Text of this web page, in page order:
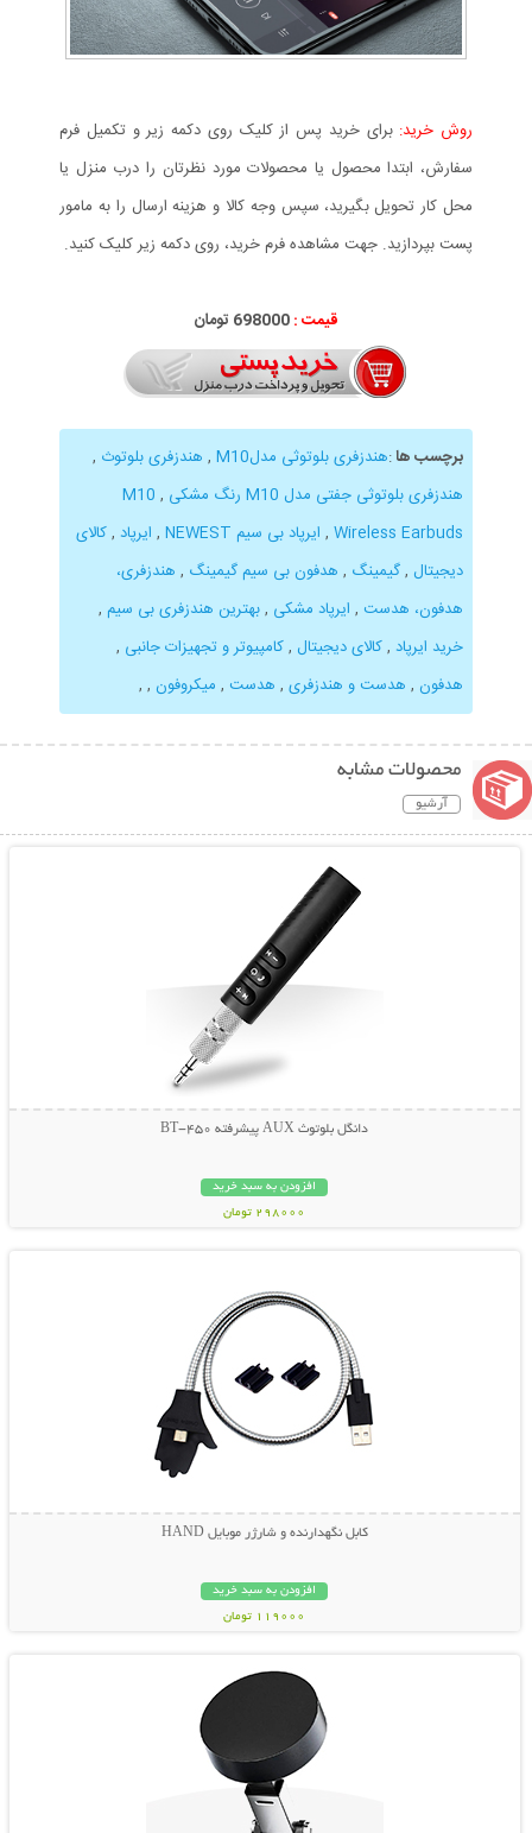
روش خرید: برای خرید پس از کلیک روی دکمه زیر و تکمیل فرم
سفارش، ابتدا محصول یا محصولات مورد نظرتان را درب منزل یا
محل کار تحویل بگیرید، سپس وجه کالا و هزینه ارسال را به مامور
پست بپردازید. جهت مشاهده فرم خرید، روی دکمه زیر کلیک کنید.
قیمت :698000 تومان
برچسب ها:هندزفری بلوتوثی مدلM10 , هندزفری بلوتوث ,
هندزفری بلوتوثی جفتی مدل M10 رنگ مشکی
,
M10
Wireless Earbuds
, ایرپاد بی سیم NEWEST , ایرپاد ,کالای
دیجیتال ,گیمینگ , هدفون بی سیم گیمینگ , هندزفری،
هدفون، هدست , ایرپاد مشکی ,بهترین هندزفری بی سیم ,
خرید ایرپاد ,کالای دیجیتال ,کامپیوتر و تجهیزات جانبی ,
هدفون , هدست و هندزفری , هدست , میکروفون ,
,
محصولات مشابه
آرشیو
دانگل بلوتوث AUX پیشرفته BT-450
افزودن به سبد خرید
298000 تومان
نمایش توضیحات بیشتر
کابل نگهدارنده و شارژر موبایل HAND
افزودن به سبد خرید
119000 تومان
نمایش توضیحات بیشتر